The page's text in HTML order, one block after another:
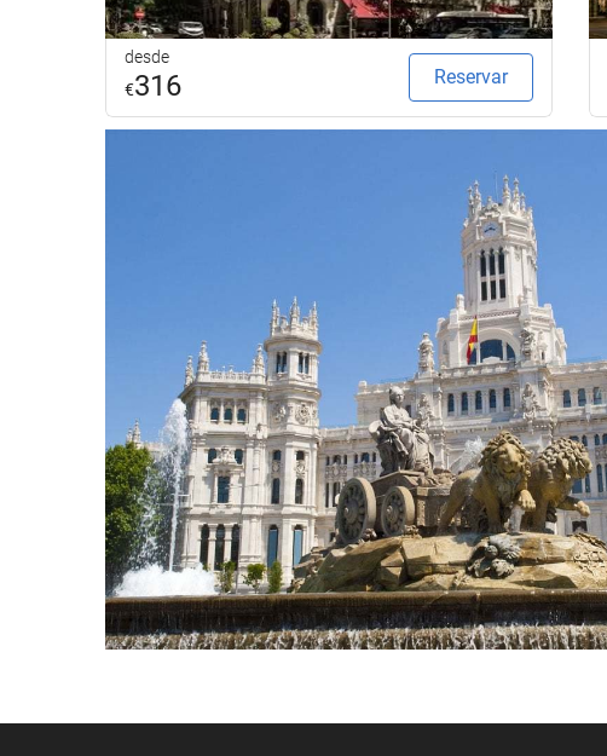
desde
€316 Reservar